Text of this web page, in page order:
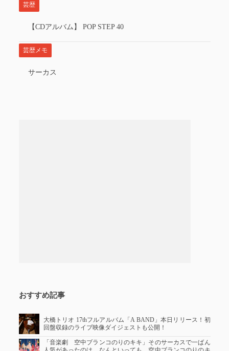
芸歴
【CDアルバム】 POP STEP 40
芸歴メモ
サーカス
おすすめ記事
大橋トリオ 17thフルアルバム「A BAND」本日リリース！初
回盤収録のライブ映像ダイジェストも公開！
「音楽劇 空中ブランコのりのキキ」そのサーカスで一ばん